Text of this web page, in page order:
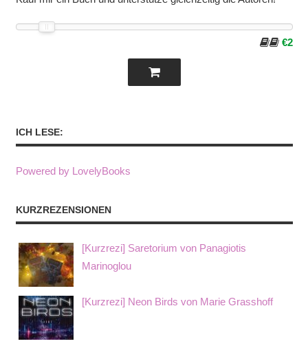
€2
ICH LESE:
Powered by LovelyBooks
KURZREZENSIONEN
[Kurzrezi] Saretorium von Panagiotis
Marinoglou
[Kurzrezi] Neon Birds von Marie Grasshoff